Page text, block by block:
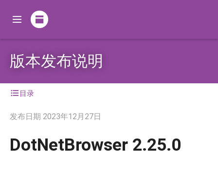
版本发布说明
目录
发布日期 2023年12月27日
DotNetBrowser 2.25.0